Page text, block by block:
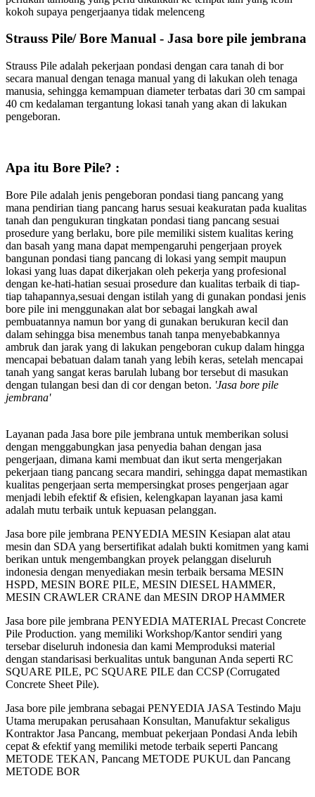
kokoh supaya pengerjaanya tidak melenceng
Strauss Pile/ Bore Manual - Jasa bore pile jembrana
Strauss Pile adalah pekerjaan pondasi dengan cara tanah di bor
secara manual dengan tenaga manual yang di lakukan oleh tenaga
manusia, sehingga kemampuan diameter terbatas dari 30 cm sampai
40 cm kedalaman tergantung lokasi tanah yang akan di lakukan
pengeboran.
Apa itu Bore Pile? :
Bore Pile adalah jenis pengeboran pondasi tiang pancang yang
mana pendirian tiang pancang harus sesuai keakuratan pada kualitas
tanah dan pengukuran tingkatan pondasi tiang pancang sesuai
prosedure yang berlaku, bore pile memiliki sistem kualitas kering
dan basah yang mana dapat mempengaruhi pengerjaan proyek
bangunan pondasi tiang pancang di lokasi yang sempit maupun
lokasi yang luas dapat dikerjakan oleh pekerja yang profesional
dengan ke-hati-hatian sesuai prosedure dan kualitas terbaik di tiap-
tiap tahapannya,sesuai dengan istilah yang di gunakan pondasi jenis
bore pile ini menggunakan alat bor sebagai langkah awal
pembuatannya namun bor yang di gunakan berukuran kecil dan
dalam sehingga bisa menembus tanah tanpa menyebabkannya
ambruk dan jarak yang di lakukan pengeboran cukup dalam hingga
mencapai bebatuan dalam tanah yang lebih keras, setelah mencapai
tanah yang sangat keras barulah lubang bor tersebut di masukan
dengan tulangan besi dan di cor dengan beton. 'Jasa bore pile
jembrana'
Layanan pada Jasa bore pile jembrana untuk memberikan solusi
dengan menggabungkan jasa penyedia bahan dengan jasa
pengerjaan, dimana kami membuat dan ikut serta mengerjakan
pekerjaan tiang pancang secara mandiri, sehingga dapat memastikan
kualitas pengerjaan serta mempersingkat proses pengerjaan agar
menjadi lebih efektif & efisien, kelengkapan layanan jasa kami
adalah mutu terbaik untuk kepuasan pelanggan.
Jasa bore pile jembrana PENYEDIA MESIN Kesiapan alat atau
mesin dan SDA yang bersertifikat adalah bukti komitmen yang kami
berikan untuk mengembangkan proyek pelanggan diseluruh
indonesia dengan menyediakan mesin terbaik bersama MESIN
HSPD, MESIN BORE PILE, MESIN DIESEL HAMMER,
MESIN CRAWLER CRANE dan MESIN DROP HAMMER
Jasa bore pile jembrana PENYEDIA MATERIAL Precast Concrete
Pile Production. yang memiliki Workshop/Kantor sendiri yang
tersebar diseluruh indonesia dan kami Memproduksi material
dengan standarisasi berkualitas untuk bangunan Anda seperti RC
SQUARE PILE, PC SQUARE PILE dan CCSP (Corrugated
Concrete Sheet Pile).
Jasa bore pile jembrana sebagai PENYEDIA JASA Testindo Maju
Utama merupakan perusahaan Konsultan, Manufaktur sekaligus
Kontraktor Jasa Pancang, membuat pekerjaan Pondasi Anda lebih
cepat & efektif yang memiliki metode terbaik seperti Pancang
METODE TEKAN, Pancang METODE PUKUL dan Pancang
METODE BOR